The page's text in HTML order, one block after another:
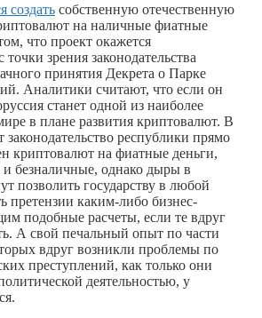
создать собственную отечественную
на наличные фиатные
что проект окажется
зрения законодательства
принятия Декрета о Парке
Аналитики считают, что если он
станет одной из наиболее
в плане развития криптовалют. В
республики прямо
криптовалют на фиатные деньги,
и безналичные, однако дыры в
позволить государству в любой
претензии каким-либо бизнес-
подобные расчеты, если те вдруг
А свой печальный опыт по части
вдруг возникли проблемы по
преступлений, как только они
деятельностью, у